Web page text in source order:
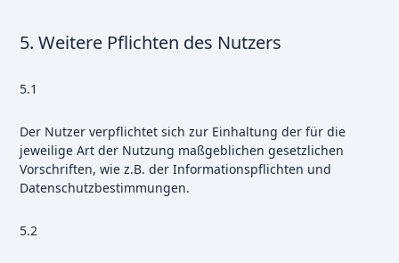
5. Weitere Pflichten des Nutzers
5.1
Der Nutzer verpflichtet sich zur Einhaltung der für die
jeweilige Art der Nutzung maßgeblichen gesetzlichen
Vorschriften, wie z.B. der Informationspflichten und
Datenschutzbestimmungen.
5.2